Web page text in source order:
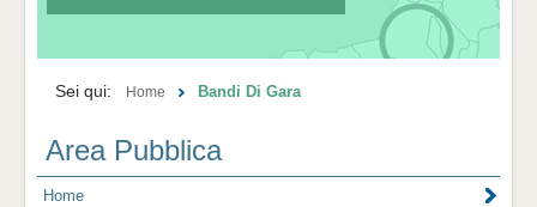
Sei qui: Home Bandi Di Gara
Area Pubblica
Home